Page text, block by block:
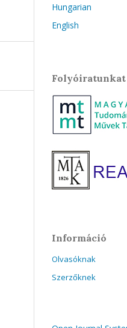
Hungarian
English
Információ
Olvasóknak
Szerzőknek